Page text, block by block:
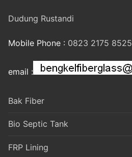
Dudung Rustandi
Mobile Phone : 0823 2175 8525
email :
Bak Fiber
Bio Septic Tank
FRP Lining